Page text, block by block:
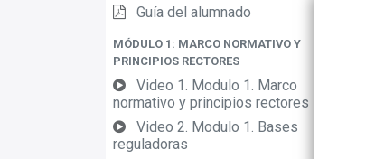
Guía del alumnado
MÓDULO 1: MARCO NORMATIVO Y
PRINCIPIOS RECTORES
Video 1. Modulo 1. Marco
normativo y principios rectores
Video 2. Modulo 1. Bases
reguladoras